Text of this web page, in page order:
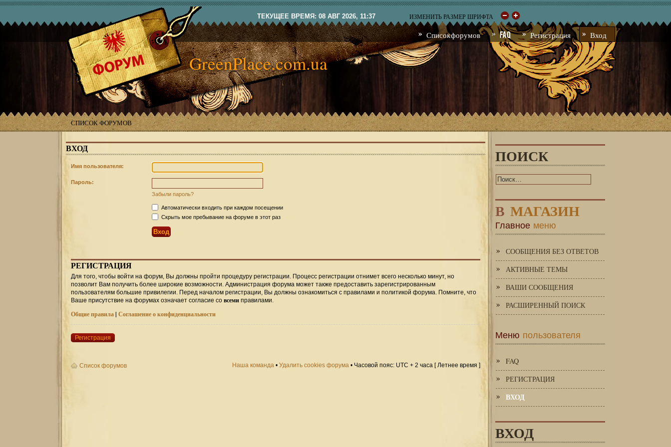
ТЕКУЩЕЕ ВРЕМЯ: 08 АВГ 2026, 11:37 ИЗМЕНИТЬ РАЗМЕР ШРИФТА
Список форумов FAQ Регистрация Вход
GreenPlace.com.ua
СПИСОК ФОРУМОВ
ВХОД
Имя пользователя:
Пароль:
Забыли пароль?
Автоматически входить при каждом посещении
Скрыть мое пребывание на форуме в этот раз
РЕГИСТРАЦИЯ
Для того, чтобы войти на форум, Вы должны пройти процедуру регистрации. Процесс регистрации отнимет всего несколько минут, но
позволит Вам получить более широкие возможности. Администрация форума может также предоставить зарегистрированным
пользователям большие привилегии. Перед началом регистрации, Вы должны ознакомиться с правилами и политикой форума. Помните, что
Ваше присутствие на форумах означает согласие со всеми правилами.
Общие правила| Соглашение о конфиденциальности
Регистрация
Список форумов Наша команда • Удалить cookies форума • Часовой пояс: UTC + 2 часа [ Летнее время ]
ПОИСК
В МАГАЗИН
Главное меню
СООБЩЕНИЯ БЕЗ ОТВЕТОВ
АКТИВНЫЕ ТЕМЫ
ВАШИ СООБЩЕНИЯ
РАСШИРЕННЫЙ ПОИСК
Меню пользователя
FAQ
РЕГИСТРАЦИЯ
ВХОД
ВХОД